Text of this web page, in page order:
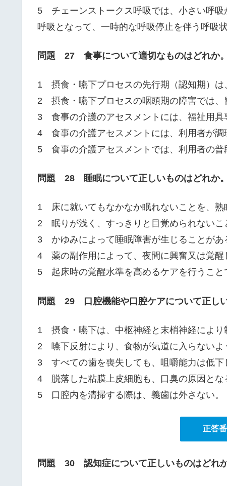
5 チェーンストークス呼吸では、小さい呼吸
呼吸となって、一時的な呼吸停止を伴う呼吸
問題 27 食事について適切なものはどれか。
1 摂食・嚥下プロセスの先行期（認知期）は
2 摂食・嚥下プロセスの咽頭期の障害では、
3 食事の介護のアセスメントには、福祉用具
4 食事の介護アセスメントには、利用者が調
5 食事の介護アセスメントでは、利用者の普
問題 28 睡眠について正しいものはどれか。
1 床に就いてもなかなか眠れないことを、熟
2 眠りが浅く、すっきりと目覚められないこ
3 かゆみによって睡眠障害が生じることがあ
4 薬の副作用によって、夜間に興奮又は覚醒
5 起床時の覚醒水準を高めるケアを行うこと
問題 29 口腔機能や口腔ケアについて正しい
1 摂食・嚥下は、中枢神経と末梢神経により
2 嚥下反射により、食物が気道に入らないよ
3 すべての歯を喪失しても、咀嚼能力は低下
4 脱落した粘膜上皮細胞も、口臭の原因とな
5 口腔内を清掃する際は、義歯は外さない。
正答
問題 30 認知症について正しいものはどれか